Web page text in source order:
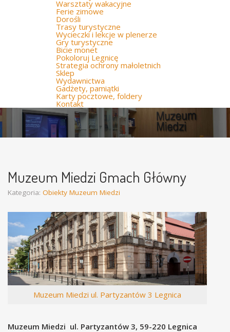
Warsztaty wakacyjne
Ferie zimowe
Dorośli
Trasy turystyczne
Wycieczki i lekcje w plenerze
Gry turystyczne
Bicie monet
Pokoloruj Legnicę
Strategia ochrony małoletnich
Sklep
Wydawnictwa
Gadżety, pamiątki
Karty pocztowe, foldery
Kontakt
Muzeum Miedzi Gmach Główny
Kategoria: Obiekty Muzeum Miedzi
Muzeum Miedzi ul. Partyzantów 3 Legnica
Muzeum Miedzi ul. Partyzantów 3, 59-220 Legnica